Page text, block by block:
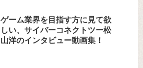
ゲーム業界を目指す方に見て欲
しい、サイバーコネクトツー松
山洋のインタビュー動画集！